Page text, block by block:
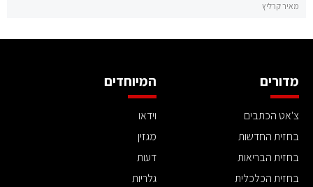
מאיר קרליץ
מדורים
צ'אט הכתבים
בחזית החדשות
בחזית הבריאות
בחזית הכלכלית
המיוחדים
וידאו
מגזין
דעות
גלריות